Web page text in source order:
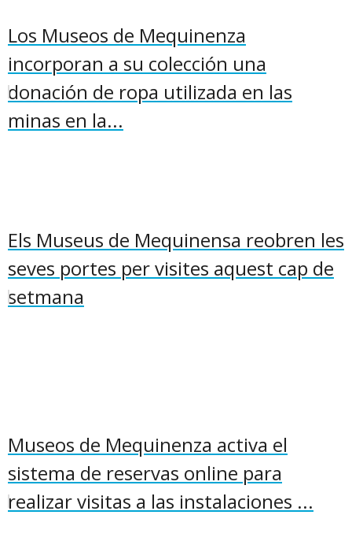
Los Museos de Mequinenza
incorporan a su colección una
donación de ropa utilizada en las
minas en la...
Els Museus de Mequinensa reobren les
seves portes per visites aquest cap de
setmana
Museos de Mequinenza activa el
sistema de reservas online para
realizar visitas a las instalaciones ...